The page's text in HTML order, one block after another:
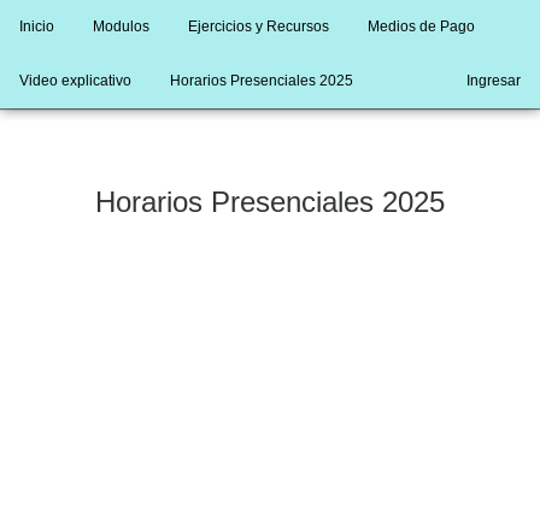
Inicio Modulos Ejercicios y Recursos Medios de Pago
Video explicativo Horarios Presenciales 2025 Ingresar
Horarios Presenciales 2025